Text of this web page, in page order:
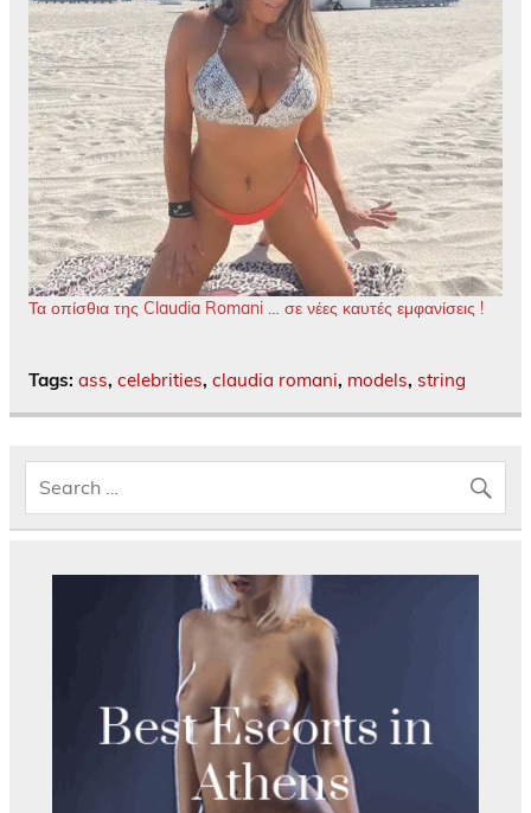
Τα οπίσθια της Claudia Romani … σε νέες καυτές εμφανίσεις !
Tags: ass, celebrities, claudia romani, models, string